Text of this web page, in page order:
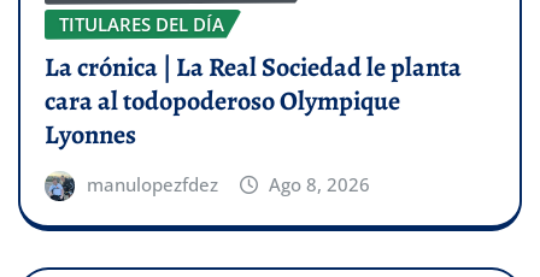
TITULARES DEL DÍA
La crónica | La Real Sociedad le planta
cara al todopoderoso Olympique
Lyonnes
manulopezfdez Ago 8, 2026